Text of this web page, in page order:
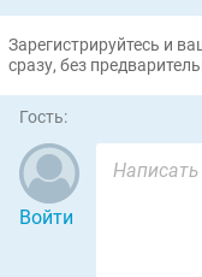
Зарегистрируйтесь и
сразу, без
Гость:
Войти